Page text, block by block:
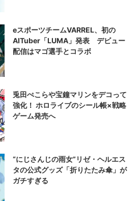
eスポーツチームVARREL、初の
AITuber「LUMA」発表 デビュー
配信はマゴ選手とコラボ
兎田ぺこらや宝鐘マリンをデコって
強化！ ホロライブのシール帳×戦略
ゲーム発売へ
“にじさんじの雨女”リゼ・ヘルエス
タの公式グッズ「折りたたみ傘」が
ガチすぎる